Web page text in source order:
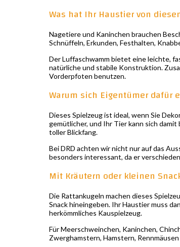
Was hat Ihr Haustier von
Nagetiere und Kaninchen brauchen
Schnüffeln, Erkunden, Festhalten,
Der Luffaschwamm bietet eine leichte,
natürliche und stabile Konstruktion.
Vorderpfoten benutzen.
Warum sich Eigentümer dafür
Dieses Spielzeug ist ideal, wenn Sie
gemütlicher, und Ihr Tier kann sich
toller Blickfang.
Bei DRD achten wir nicht nur auf das
besonders interessant, da er
Mit Kräutern oder kleinen
Die Rattankugeln machen dieses
Snack hineingeben. Ihr Haustier muss
herkömmliches Kauspielzeug.
Für Meerschweinchen, Kaninchen,
Zwerghamstern, Hamstern,